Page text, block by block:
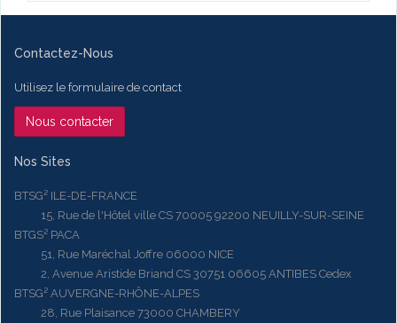
Contactez-Nous
Utilisez le formulaire de contact
Nous contacter
Nos Sites
BTSG² ILE-DE-FRANCE
15, Rue de l'Hôtel ville CS 70005 92200 NEUILLY-SUR-SEINE
BTGS² PACA
51, Rue Maréchal Joffre 06000 NICE
2, Avenue Aristide Briand CS 30751 06605 ANTIBES Cedex
BTSG² AUVERGNE-RHÔNE-ALPES
28, Rue Plaisance 73000 CHAMBERY